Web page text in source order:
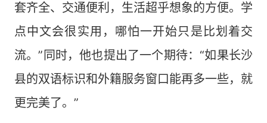
套齐全、交通便利，生活超乎想象的方便。学
点中文会很实用，哪怕一开始只是比划着交
流。”同时，他也提出了一个期待：“如果长沙
县的双语标识和外籍服务窗口能再多一些，就
更完美了。”